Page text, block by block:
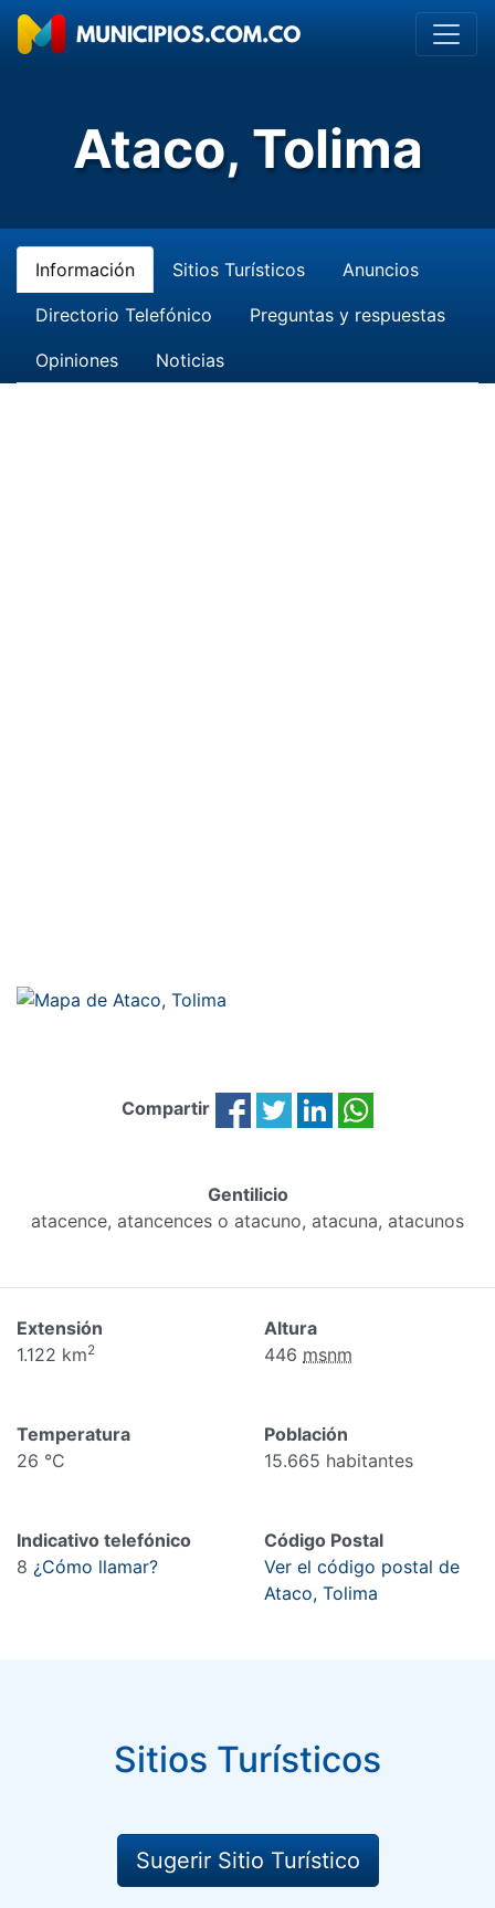
Ataco, Tolima
Información Sitios Turísticos Anuncios
Directorio Telefónico Preguntas y respuestas
Opiniones Noticias
Compartir
Gentilicio
atacence, atancences o atacuno, atacuna, atacunos
Extensión
1.122 km2
Altura
446 msnm
Temperatura
26 °C
Población
15.665 habitantes
Indicativo telefónico
8 ¿Cómo llamar?
Código Postal
Ver el código postal de
Ataco, Tolima
Sitios Turísticos
Sugerir Sitio Turístico